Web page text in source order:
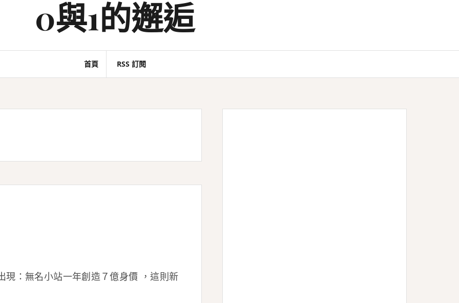
0與1的邂逅
首頁 RSS 訂閱
現：無名小站一年創造７億身價 ，這則新